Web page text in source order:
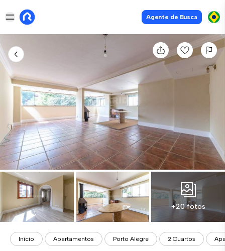
Agente de Busca
+20 fotos
Início Apartamentos Porto Alegre 2 Quartos